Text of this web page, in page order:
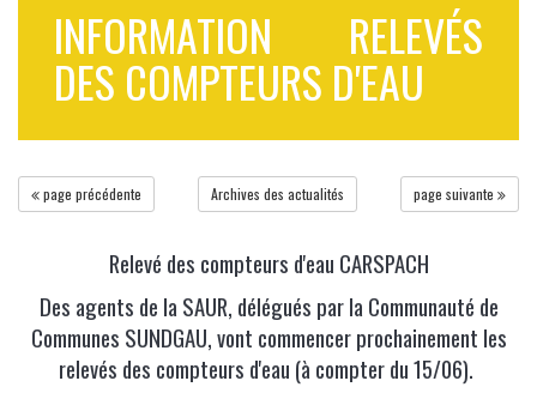
INFORMATION RELEVÉS
DES COMPTEURS D'EAU
page précédente Archives des actualités page suivante
Relevé des compteurs d'eau CARSPACH
Des agents de la SAUR, délégués par la Communauté de
Communes SUNDGAU, vont commencer prochainement les
relevés des compteurs d'eau (à compter du 15/06).